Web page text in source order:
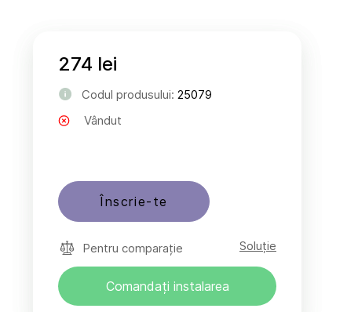
274 lei
Codul produsului: 25079
Vândut
Înscrie-te
Pentru comparație Soluție
Comandați instalarea